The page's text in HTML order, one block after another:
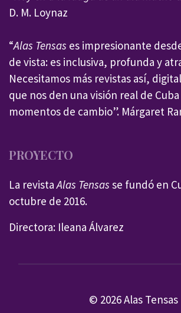
D. M. Loynaz
“Alas Tensas es impresionante
de vista: es inclusiva, profunda y
Necesitamos más revistas así,
que nos den una visión real de
momentos de cambio”. Márgaret
PROYECTO
La revistaAlas Tensas se fundó en
octubre de 2016.
Directora: Ileana Álvarez
© 2026 Alas Tensas